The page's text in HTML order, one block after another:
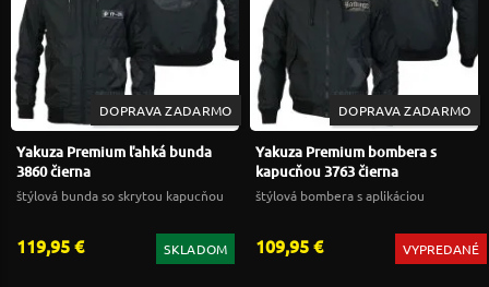
DOPRAVA ZADARMO
Yakuza Premium ľahká bunda
3860 čierna
štýlová bunda so skrytou kapucňou
119,95 € SKLADOM
DOPRAVA ZADARMO
Yakuza Premium bombera s
kapucňou 3763 čierna
štýlová bombera s aplikáciou
109,95 € VYPREDANÉ